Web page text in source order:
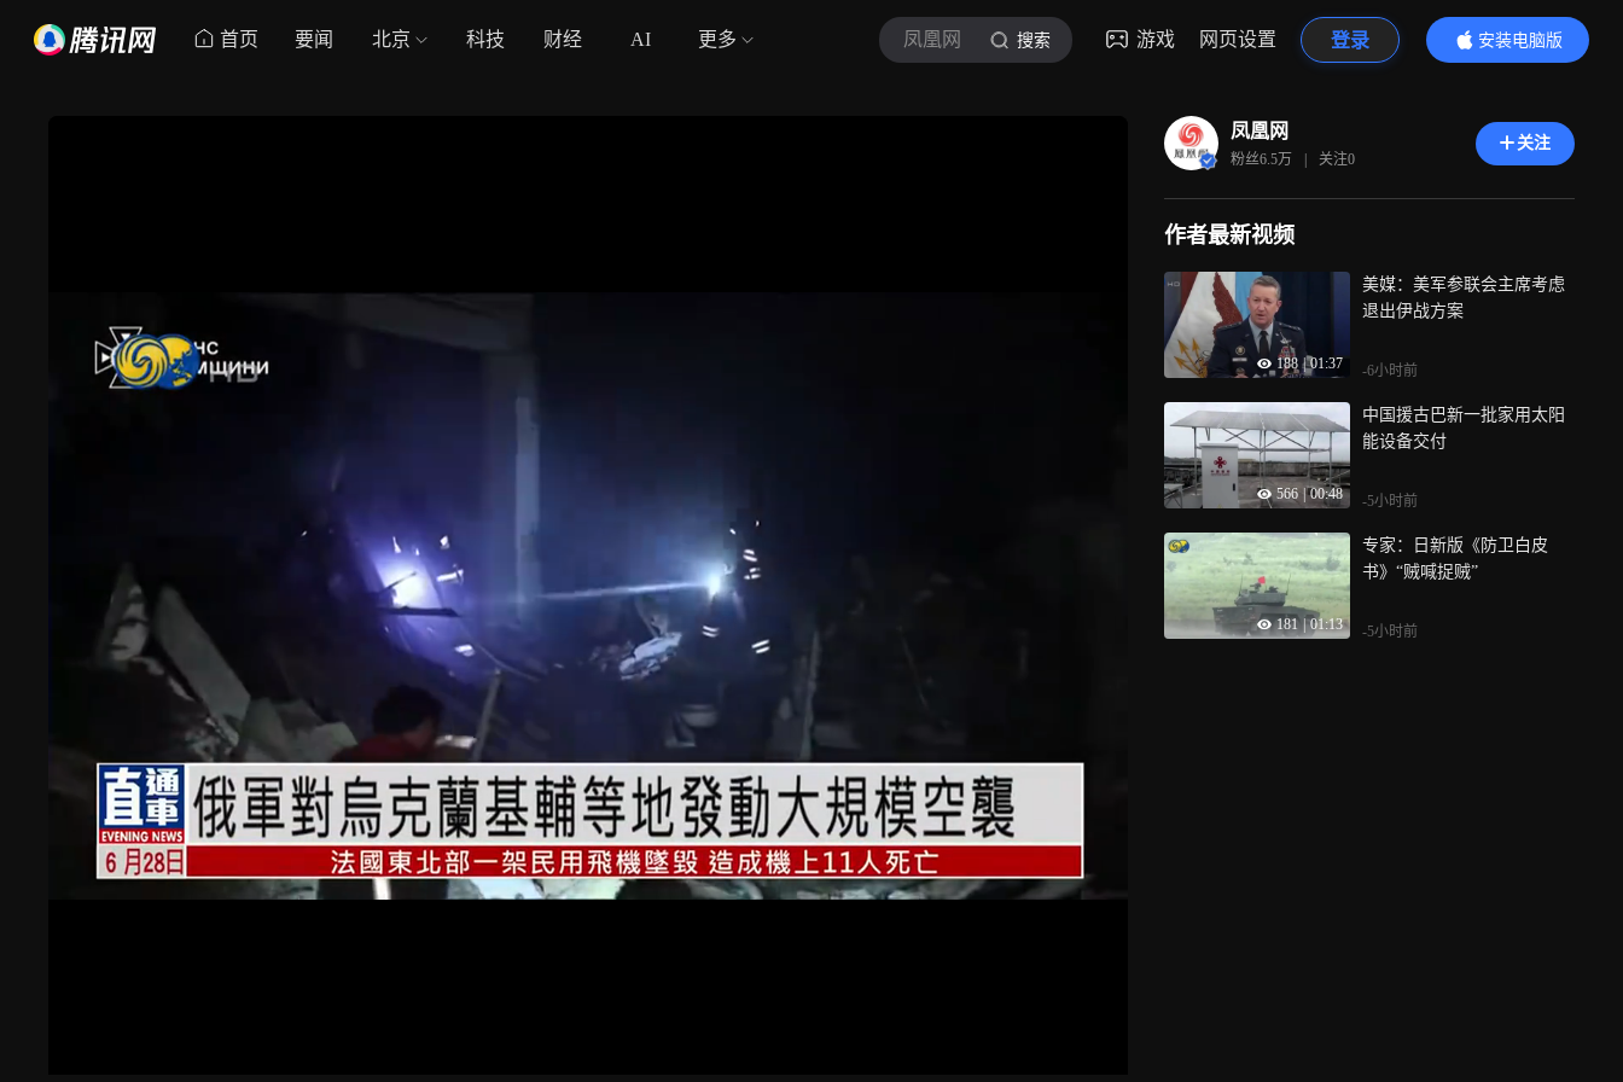
首页 要闻 北京 科技 财经 AI 更多 凤凰网 搜索 游戏 网页设置 登录
安装电脑版
内容更精彩
凤凰网
粉丝6.5万 | 关注0
关注
作者最新视频
188 | 01:37
美媒：美军参联会主席考虑
退出伊战方案
-6小时前
566 00:48
中国援古巴新一批家用太阳
能设备交付
-5小时前
181 01:13
专家：日新版《防卫白皮
书》“贼喊捉贼”
-5小时前